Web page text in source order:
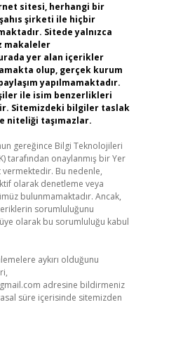
sitesi, herhangi bir
şirketi ile hiçbir
Sitede yalnızca
makaleler
yer alan içerikler
olup, gerçek kurum
yapılmamaktadır.
ile isim benzerlikleri
Sitemizdeki bilgiler taslak
niteliği taşımazlar.
gereğince Bilgi Teknolojileri
tarafından onaylanmış bir Yer
vermektedir. Bu nedenle,
olarak denetleme veya
bulunmamaktadır. Ancak,
sorumluluğunu
olarak bu sorumluluğu kabul
aykırı olduğunu
adresine bildirmeniz
süre içerisinde sitemizden